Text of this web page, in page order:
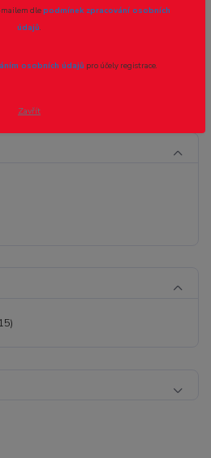
dlepodmínek zpracování osobních
údajů.
osobních údajů pro účely registrace.
Zavřít